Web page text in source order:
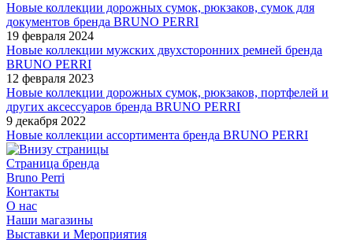
Новые коллекции дорожных сумок, рюкзаков, сумок для
документов бренда BRUNO PERRI
19 февраля 2024
Новые коллекции мужских двухсторонних ремней бренда
BRUNO PERRI
12 февраля 2023
Новые коллекции дорожных сумок, рюкзаков, портфелей и
других аксессуаров бренда BRUNO PERRI
9 декабря 2022
Новые коллекции ассортимента бренда BRUNO PERRI
Страница бренда
Bruno Perri
Контакты
О нас
Наши магазины
Выставки и Мероприятия